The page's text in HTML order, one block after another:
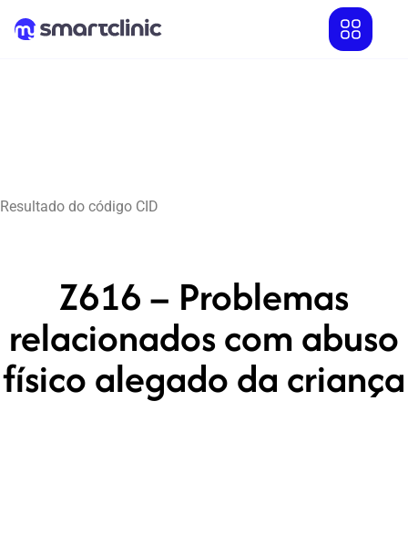
Resultado do código CID
Z616 – Problemas
relacionados com abuso
físico alegado da criança